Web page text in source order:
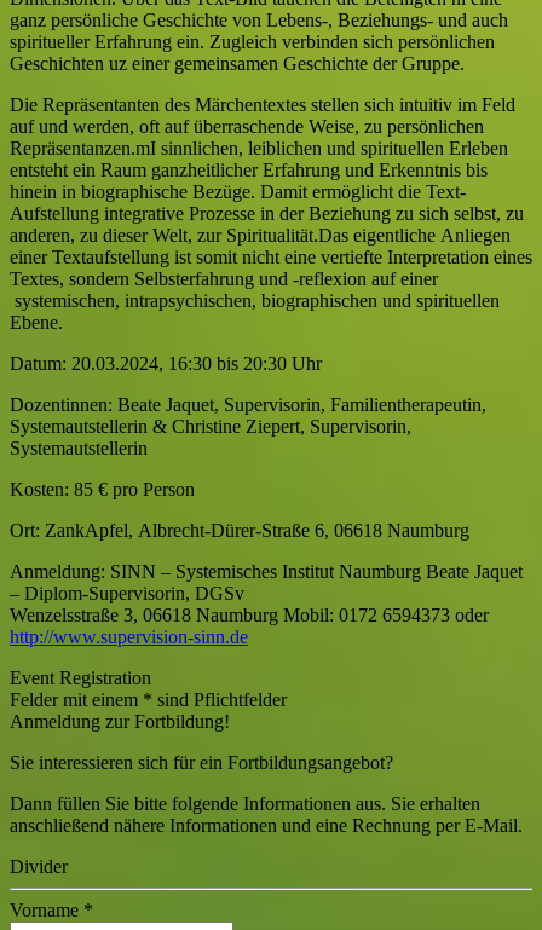
ganz persönliche Geschichte von Lebens-, Beziehungs- und auch
spiritueller Erfahrung ein. Zugleich verbinden sich persönlichen
Geschichten uz einer gemeinsamen Geschichte der Gruppe.
Die Repräsentanten des Märchentextes stellen sich intuitiv im Feld
auf und werden, oft auf überraschende Weise, zu persönlichen
Repräsentanzen.mI sinnlichen, leiblichen und spirituellen Erleben
entsteht ein Raum ganzheitlicher Erfahrung und Erkenntnis bis
hinein in biographische Bezüge. Damit ermöglicht die Text-
Aufstellung integrative Prozesse in der Beziehung zu sich selbst, zu
anderen, zu dieser Welt, zur Spiritualität.Das eigentliche Anliegen
einer Textaufstellung ist somit nicht eine vertiefte Interpretation eines
Textes, sondern Selbsterfahrung und -reflexion auf einer
systemischen, intrapsychischen, biographischen und spirituellen
Ebene.
Datum: 20.03.2024, 16:30 bis 20:30 Uhr
Dozentinnen: Beate Jaquet, Supervisorin, Familientherapeutin,
Systemautstellerin & Christine Ziepert, Supervisorin,
Systemautstellerin
Kosten: 85 € pro Person
Ort: ZankApfel, Albrecht-Dürer-Straße 6, 06618 Naumburg
Anmeldung: SINN – Systemisches Institut Naumburg Beate Jaquet
– Diplom-Supervisorin, DGSv
Wenzelsstraße 3, 06618 Naumburg Mobil: 0172 6594373 oder
http://www.supervision-sinn.de
Event Registration
Felder mit einem * sind Pflichtfelder
Anmeldung zur Fortbildung!
Sie interessieren sich für ein Fortbildungsangebot?
Dann füllen Sie bitte folgende Informationen aus. Sie erhalten
anschließend nähere Informationen und eine Rechnung per E-Mail.
Divider
Vorname *